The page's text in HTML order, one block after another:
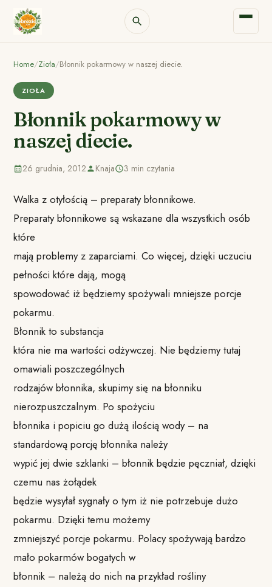
Home/Zioła/Błonnik pokarmowy w naszej diecie.
ZIOŁA
Błonnik pokarmowy w
naszej diecie.
26 grudnia, 2012 Knaja 3 min czytania
Walka z otyłością – preparaty błonnikowe.
Preparaty błonnikowe są wskazane dla wszystkich osób
które
mają problemy z zaparciami. Co więcej, dzięki uczuciu
pełności które dają, mogą
spowodować iż będziemy spożywali mniejsze porcje
pokarmu.
Błonnik to substancja
która nie ma wartości odżywczej. Nie będziemy tutaj
omawiali poszczególnych
rodzajów błonnika, skupimy się na błonniku
nierozpuszczalnym. Po spożyciu
błonnika i popiciu go dużą ilością wody – na
standardową porcję błonnika należy
wypić jej dwie szklanki – błonnik będzie pęczniał, dzięki
czemu nas żołądek
będzie wysyłał sygnały o tym iż nie potrzebuje dużo
pokarmu. Dzięki temu możemy
zmniejszyć porcje pokarmu. Polacy spożywają bardzo
mało pokarmów bogatych w
błonnik – należą do nich na przykład rośliny